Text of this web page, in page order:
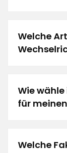
Welche
Wie
für
Welche